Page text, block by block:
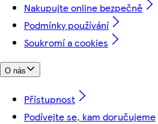
Nakupujte online bezpečně
Podmínky používání
Soukromí a cookies
O nás
Přístupnost
Podívejte se, kam doručujeme